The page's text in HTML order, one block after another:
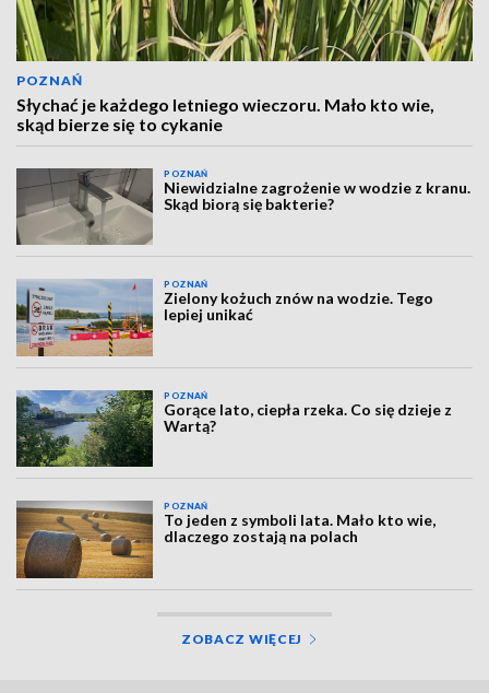
POZNAŃ
Słychać je każdego letniego wieczoru. Mało kto wie,
skąd bierze się to cykanie
POZNAŃ
Niewidzialne zagrożenie w wodzie z kranu.
Skąd biorą się bakterie?
POZNAŃ
Zielony kożuch znów na wodzie. Tego
lepiej unikać
POZNAŃ
Gorące lato, ciepła rzeka. Co się dzieje z
Wartą?
POZNAŃ
To jeden z symboli lata. Mało kto wie,
dlaczego zostają na polach
ZOBACZ WIĘCEJ